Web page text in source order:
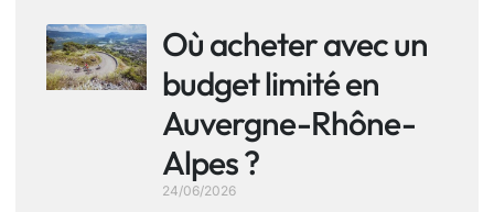
Où acheter avec un
budget limité en
Auvergne-Rhône-
Alpes ?
24/06/2026